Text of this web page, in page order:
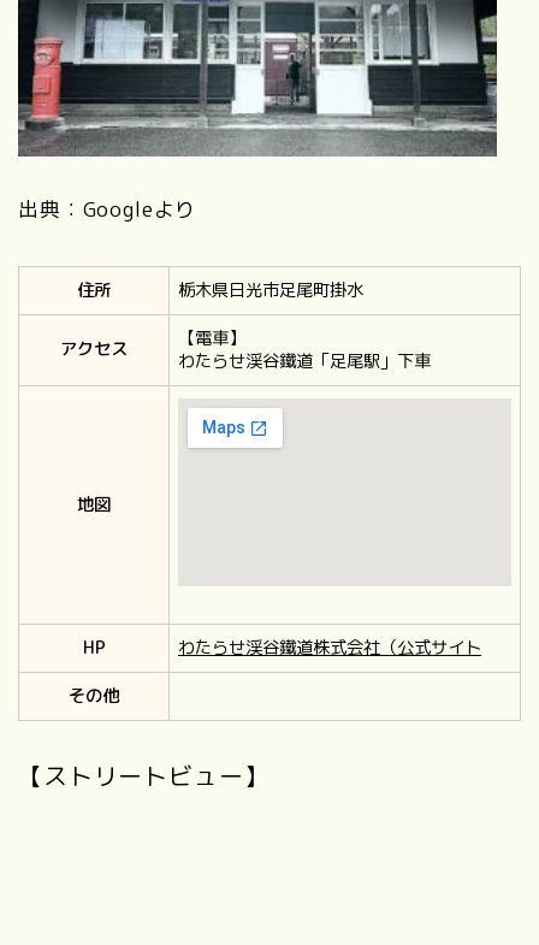
出典：Googleより
住所 栃木県日光市足尾町掛水
アクセス
【電車】
わたらせ渓谷鐵道「足尾駅」下車
地図
HP
わたらせ渓谷鐵道株式会社（公式サイト
その他
【ストリートビュー】